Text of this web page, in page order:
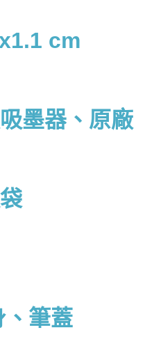
cm
墨器、原廠
、筆蓋